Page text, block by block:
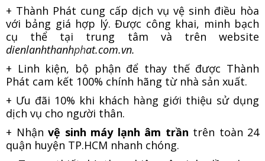
+ Thành Phát cung cấp dịch vụ vệ sinh điều hòa
với bảng giá hợp lý. Được công khai, minh bạch
cụ thể tại trung tâm và trên website
dienlanhthanhphat.com.vn.
+ Linh kiện, bộ phận để thay thế được Thành
Phát cam kết 100% chính hãng từ nhà sản xuất.
+ Ưu đãi 10% khi khách hàng giới thiệu sử dụng
dịch vụ cho người thân.
+ Nhận vệ sinh máy lạnh âm trần trên toàn 24
quận huyện TP.HCM nhanh chóng.